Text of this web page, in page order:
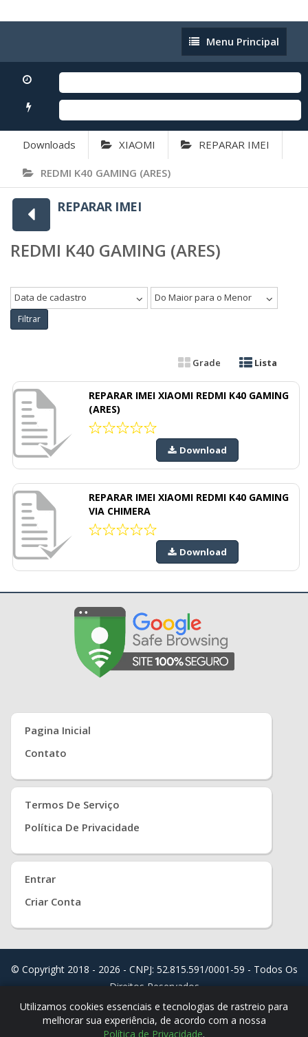
Menu
Principal
Menu Principal
Downloads XIAOMI REPARAR IMEI
REDMI K40 GAMING (ARES)
REPARAR IMEI
REDMI K40 GAMING (ARES)
Data de cadastro Do Maior para o Menor
Filtrar
Grade Lista
REPARAR IMEI XIAOMI REDMI K40 GAMING
(ARES)
Download
REPARAR IMEI XIAOMI REDMI K40 GAMING
VIA CHIMERA
Download
Pagina Inicial
Contato
Termos De Serviço
Política De Privacidade
Entrar
Criar Conta
© Copyright 2018 - 2026 - CNPJ: 52.815.591/0001-59 - Todos Os
Direitos Reservados
Distribuído PorReal Easy Store ( JoudiSoft Ltd. )
Utilizamos cookies essenciais e tecnologias de rastreio para
melhorar sua experiência, de acordo com a nossa
Política de Privacidade.